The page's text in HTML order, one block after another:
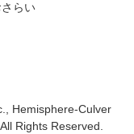
らい
Hemisphere-Culver
Rights Reserved.